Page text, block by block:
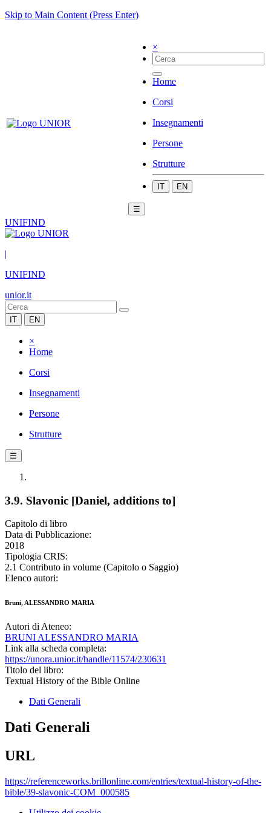
Skip to Main Content (Press Enter)
×
Home
Corsi
Insegnamenti
Persone
Strutture
IT EN
☰
UNIFIND
|
UNIFIND
unior.it
IT EN
×
Home
Corsi
Insegnamenti
Persone
Strutture
☰
3.9. Slavonic [Daniel, additions to]
Capitolo di libro
Data di Pubblicazione:
2018
Tipologia CRIS:
2.1 Contributo in volume (Capitolo o Saggio)
Elenco autori:
Bruni, ALESSANDRO MARIA
Autori di Ateneo:
BRUNI ALESSANDRO MARIA
Link alla scheda completa:
https://unora.unior.it/handle/11574/230631
Titolo del libro:
Textual History of the Bible Online
Dati Generali
Dati Generali
URL
https://referenceworks.brillonline.com/entries/textual-history-of-the-
bible/39-slavonic-COM_000585